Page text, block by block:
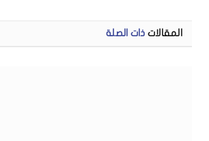
المقالات ذات الصلة